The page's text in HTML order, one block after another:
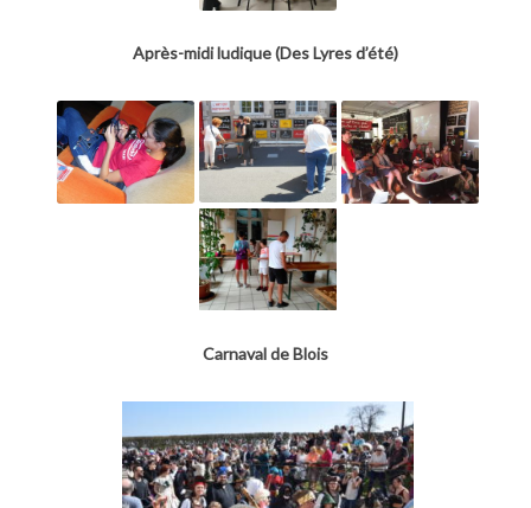
Après-midi ludique (Des Lyres d’été)
Carnaval de Blois